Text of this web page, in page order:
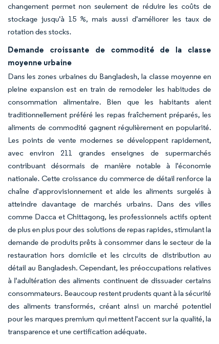
changement permet non seulement de réduire les coûts de
stockage jusqu'à 15 %, mais aussi d'améliorer les taux de
rotation des stocks.
Demande croissante de commodité de la classe
moyenne urbaine
Dans les zones urbaines du Bangladesh, la classe moyenne en
pleine expansion est en train de remodeler les habitudes de
consommation alimentaire. Bien que les habitants aient
traditionnellement préféré les repas fraîchement préparés, les
aliments de commodité gagnent régulièrement en popularité.
Les points de vente modernes se développent rapidement,
avec environ 211 grandes enseignes de supermarchés
contribuant désormais de manière notable à l'économie
nationale. Cette croissance du commerce de détail renforce la
chaîne d'approvisionnement et aide les aliments surgelés à
atteindre davantage de marchés urbains. Dans des villes
comme Dacca et Chittagong, les professionnels actifs optent
de plus en plus pour des solutions de repas rapides, stimulant la
demande de produits prêts à consommer dans le secteur de la
restauration hors domicile et les circuits de distribution au
détail au Bangladesh. Cependant, les préoccupations relatives
à l'adultération des aliments continuent de dissuader certains
consommateurs. Beaucoup restent prudents quant à la sécurité
des aliments transformés, créant ainsi un marché potentiel
pour les marques premium qui mettent l'accent sur la qualité, la
transparence et une certification adéquate.